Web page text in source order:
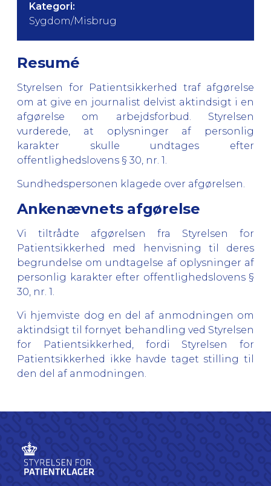
Kategori:
Sygdom/Misbrug
Resumé
Styrelsen for Patientsikkerhed traf afgørelse
om at give en journalist delvist aktindsigt i en
afgørelse om arbejdsforbud. Styrelsen
vurderede, at oplysninger af personlig
karakter skulle undtages efter
offentlighedslovens § 30, nr. 1.
Sundhedspersonen klagede over afgørelsen.
Ankenævnets afgørelse
Vi tiltrådte afgørelsen fra Styrelsen for
Patientsikkerhed med henvisning til deres
begrundelse om undtagelse af oplysninger af
personlig karakter efter offentlighedslovens §
30, nr. 1.
Vi hjemviste dog en del af anmodningen om
aktindsigt til fornyet behandling ved Styrelsen
for Patientsikkerhed, fordi Styrelsen for
Patientsikkerhed ikke havde taget stilling til
den del af anmodningen.